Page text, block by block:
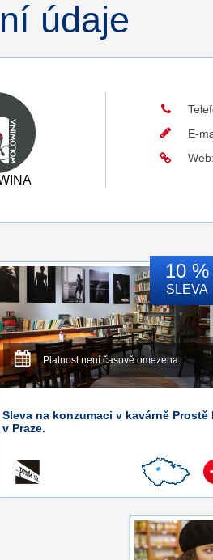
údaje
E-
10 %
SLEVA
Platnost není časově omezena.
Sleva na konzumaci v kavárně Prostě
v Praze.